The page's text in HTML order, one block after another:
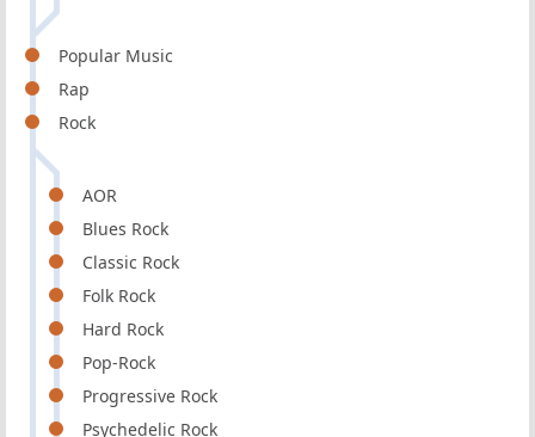
Popular Music
Rap
Rock
AOR
Blues Rock
Classic Rock
Folk Rock
Hard Rock
Pop-Rock
Progressive Rock
Psychedelic Rock